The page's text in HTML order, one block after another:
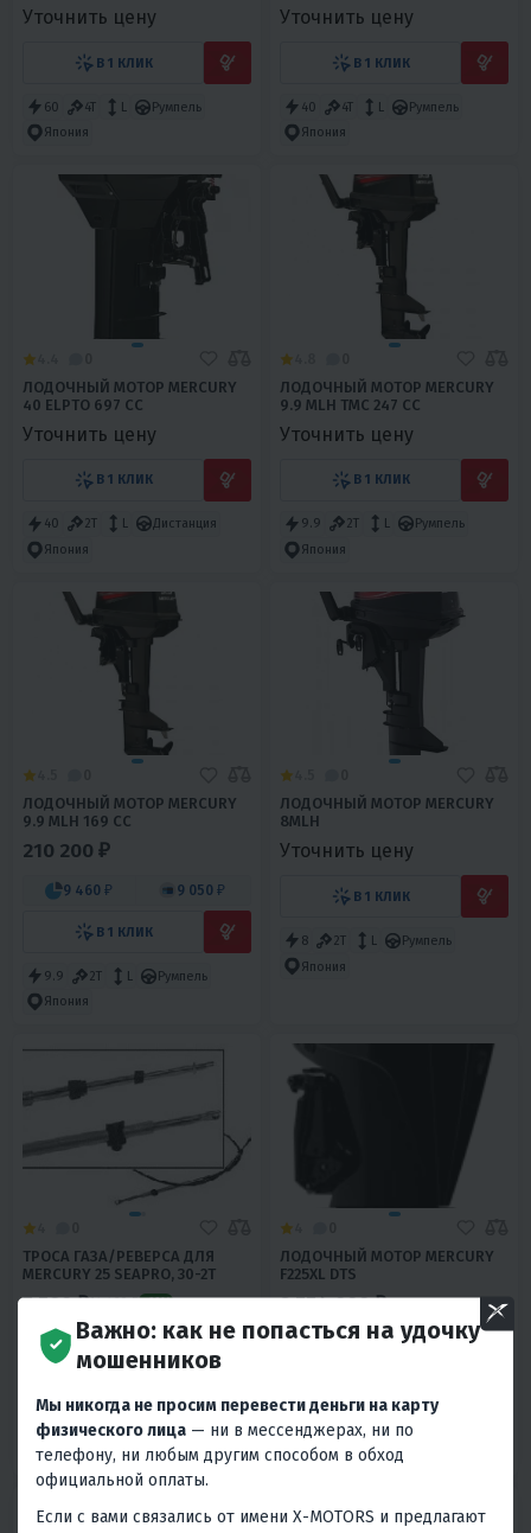
Уточнить цену
В 1 КЛИК
60 4T L
Румпель
Япония
Уточнить цену
В 1 КЛИК
40 4T L
Румпель
Япония
ЛОДОЧНЫЙ МОТОР MERCURY
40 ELPTO 697 CC
Уточнить цену
В 1 КЛИК
40 2T L
Дистанция
Япония
ЛОДОЧНЫЙ МОТОР MERCURY
9.9 MLH TMC 247 CC
Уточнить цену
В 1 КЛИК
9.9 2T L
Румпель
Япония
ЛОДОЧНЫЙ МОТОР MERCURY
9.9 MLH 169 CC
210 200 ₽
9 460 ₽ 9 050 ₽
В 1 КЛИК
9.9 2T L
Румпель
Япония
ЛОДОЧНЫЙ МОТОР MERCURY
8MLH
Уточнить цену
В 1 КЛИК
8 2T L
Румпель
Япония
ТРОСА ГАЗА/РЕВЕРСА ДЛЯ
MERCURY 25 SEAPRO, 30-2Т
5 590 ₽14 460 ₽-61%
250 ₽ 240 ₽
Япония
ЛОДОЧНЫЙ МОТОР MERCURY
F225XL DTS
2 754 000 ₽
123 930 ₽ 118 580 ₽
225 4T X
Япония
Важно: как не попасться на удочку
мошенников
Мы никогда не просим перевести деньги на карту
физического лица — ни в мессенджерах, ни по
телефону, ни любым другим способом в обход
официальной оплаты.
Если с вами связались от имени X-MOTORS и предлагают